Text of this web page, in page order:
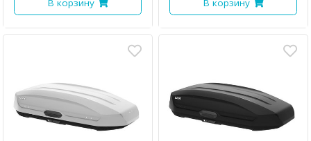
В корзину В корзину